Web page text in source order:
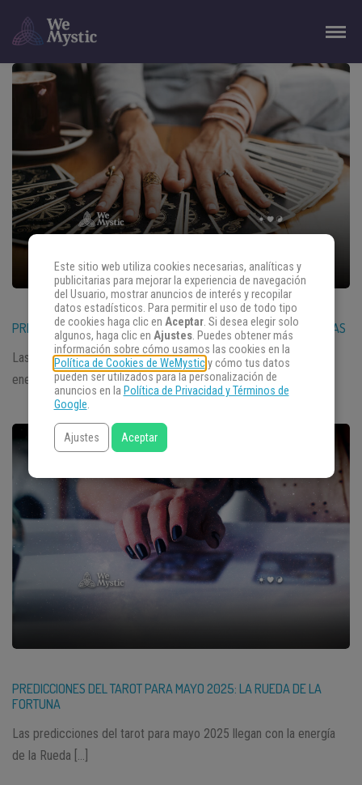
PREDICCIONES DEL TAROT PARA JUNIO DE 2025 – CINCO DE COPAS
Las predicciones del tarot para junio de 2025 llegan con una
energía algo... delicada. […]
PREDICCIONES DEL TAROT PARA MAYO 2025: LA RUEDA DE LA
FORTUNA
Las predicciones del tarot para mayo 2025 llegan con la energía
de la Rueda […]
Este sitio web utiliza cookies necesarias, analíticas y
publicitarias para mejorar la experiencia de navegación
del Usuario, mostrar anuncios de interés y recopilar
datos estadísticos. Para permitir el uso de todo tipo
de cookies haga clic en Aceptar. Si desea elegir solo
algunos, haga clic en Ajustes. Puedes obtener más
información sobre cómo usamos las cookies en la
Política de Cookies de WeMysticy cómo tus datos
pueden ser utilizados para la personalización de
anuncios en la Política de Privacidad y Términos de
Google.
Ajustes Aceptar